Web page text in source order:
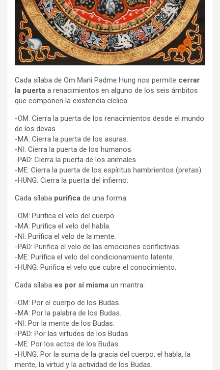
Cada sílaba de Om Mani Padme Hung nos permite cerrar
la puerta a renacimientos en alguno de los seis ámbitos
que componen la existencia cíclica:
-OM: Cierra la puerta de los renacimientos desde el mundo
de los devas.
-MA: Cierra la puerta de los asuras.
-NI: Cierra la puerta de los humanos.
-PAD: Cierra la puerta de los animales.
-ME: Cierra la puerta de los espíritus hambrientos (pretas).
-HUNG: Cierra la puerta del infierno.
Cada sílaba purifica de una forma:
-OM: Purifica el velo del cuerpo.
-MA: Purifica el velo del habla.
-NI: Purifica el velo de la mente.
-PAD: Purifica el velo de las emociones conflictivas.
-ME: Purifica el velo del condicionamiento latente.
-HUNG: Purifica el velo que cubre el conocimiento.
Cada sílaba es por sí misma un mantra:
-OM: Por el cuerpo de los Budas.
-MA: Por la palabra de los Budas.
-NI: Por la mente de los Budas.
-PAD: Por las virtudes de los Budas.
-ME: Por los actos de los Budas.
-HUNG: Por la suma de la gracia del cuerpo, el habla, la
mente, la virtud y la actividad de los Budas.